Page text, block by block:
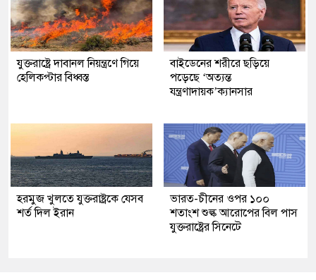
যুক্তরাষ্ট্রে দাবানল নিয়ন্ত্রণে গিয়ে
হেলিকপ্টার বিধ্বস্ত
বাইডেনের শরীরে ছড়িয়ে
পড়েছে ‘অত্যন্ত
যন্ত্রণাদায়ক’ক্যানসার
হরমুজ খুলতে যুক্তরাষ্ট্রকে যেসব
শর্ত দিল ইরান
ভারত-চীনের ওপর ১০০
শতাংশ শুল্ক আরোপের বিল পাস
যুক্তরাষ্ট্রের সিনেটে